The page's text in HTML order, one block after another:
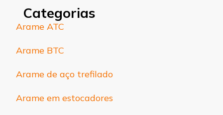
Categorias
Arame ATC
Arame BTC
Arame de aço trefilado
Arame em estocadores